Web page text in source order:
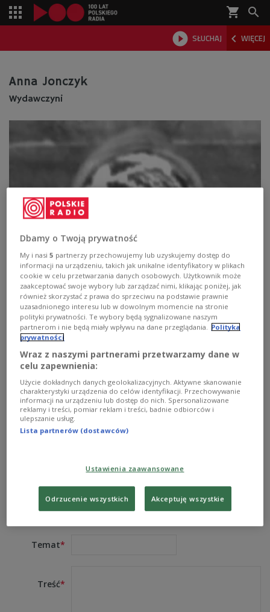
shopping_cart 
 SŁUCHAJ  WIĘCEJ

Anna Jonczyk
Wydawczyni
Z wykształcenia jestem pedagogiem. Marzenie o pracy
w radiu spełniam od kilku lat. Polskie Radio
Piegusa i Ani z Zielonego Wzgórza.​
Temat
Treść
Dbamy o Twoją prywatność
My i nasi5 partnerzy przechowujemy lub uzyskujemy dostęp do
informacji na urządzeniu, takich jak unikalne identyfikatory w plikach
cookie w celu przetwarzania danych osobowych. Użytkownik może
zaakceptować swoje wybory lub zarządzać nimi, klikając poniżej, jak
również skorzystać z prawa do sprzeciwu na podstawie prawnie
uzasadnionego interesu lub w dowolnym momencie na stronie
polityki prywatności. Te wybory będą sygnalizowane naszym
partnerom i nie będą miały wpływu na dane przeglądania.
Polityka
prywatności
Wraz z naszymi partnerami przetwarzamy dane w
celu zapewnienia:
Użycie dokładnych danych geolokalizacyjnych. Aktywne skanowanie
charakterystyki urządzenia do celów identyfikacji. Przechowywanie
informacji na urządzeniu lub dostęp do nich. Spersonalizowane
reklamy i treści, pomiar reklam i treści, badnie odbiorców i
ulepszanie usług.
Lista partnerów (dostawców)
Ustawienia zaawansowane
Odrzucenie wszystkich Akceptuję wszystkie